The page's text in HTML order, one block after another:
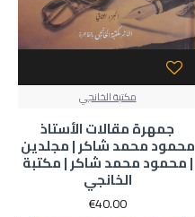
مكتبة الخانجي
جمهرة مقالات الأستاذ
محمود محمد شاكر | مجلدين
| محمود محمد شاكر | مكتبة
الخانجي
€40.00